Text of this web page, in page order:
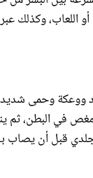
اللعاب، وكذلك
ووعكة وحمى
في البطن، ثم
قبل أن يصاب